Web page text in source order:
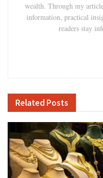
wealth. Through my
information, practical
readers stay
Related Posts